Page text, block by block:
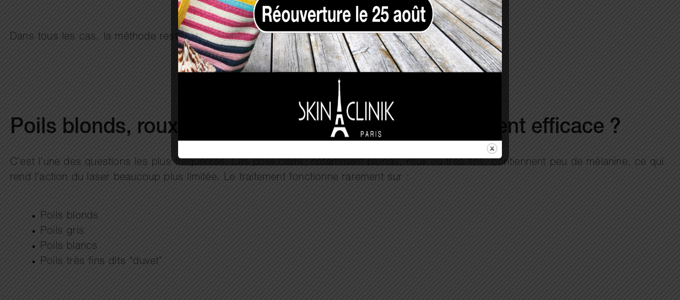
Dans tous les cas, la méthode reste plus performante sur les poils sombres.
Poils blonds, roux ou très clairs : le laser est-il vraiment efficace ?
C’est l’une des questions les plus fréquentes. Les poils clairs, notamment blonds, roux ou très fins, contiennent peu de mélanine, ce qui
rend l’action du laser beaucoup plus limitée. Le traitement fonctionne rarement sur :
Poils blonds
Poils gris
Poils blancs
Poils très fins dits “duvet”